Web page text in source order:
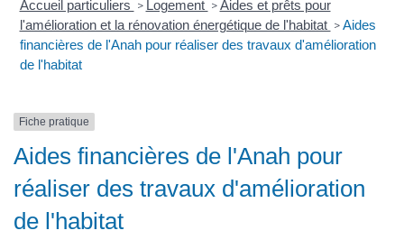
Accueil particuliers > Logement > Aides et prêts pour
l'amélioration et la rénovation énergétique de l'habitat > Aides
financières de l'Anah pour réaliser des travaux d'amélioration
de l'habitat
Fiche pratique
Aides financières de l'Anah pour
réaliser des travaux d'amélioration
de l'habitat